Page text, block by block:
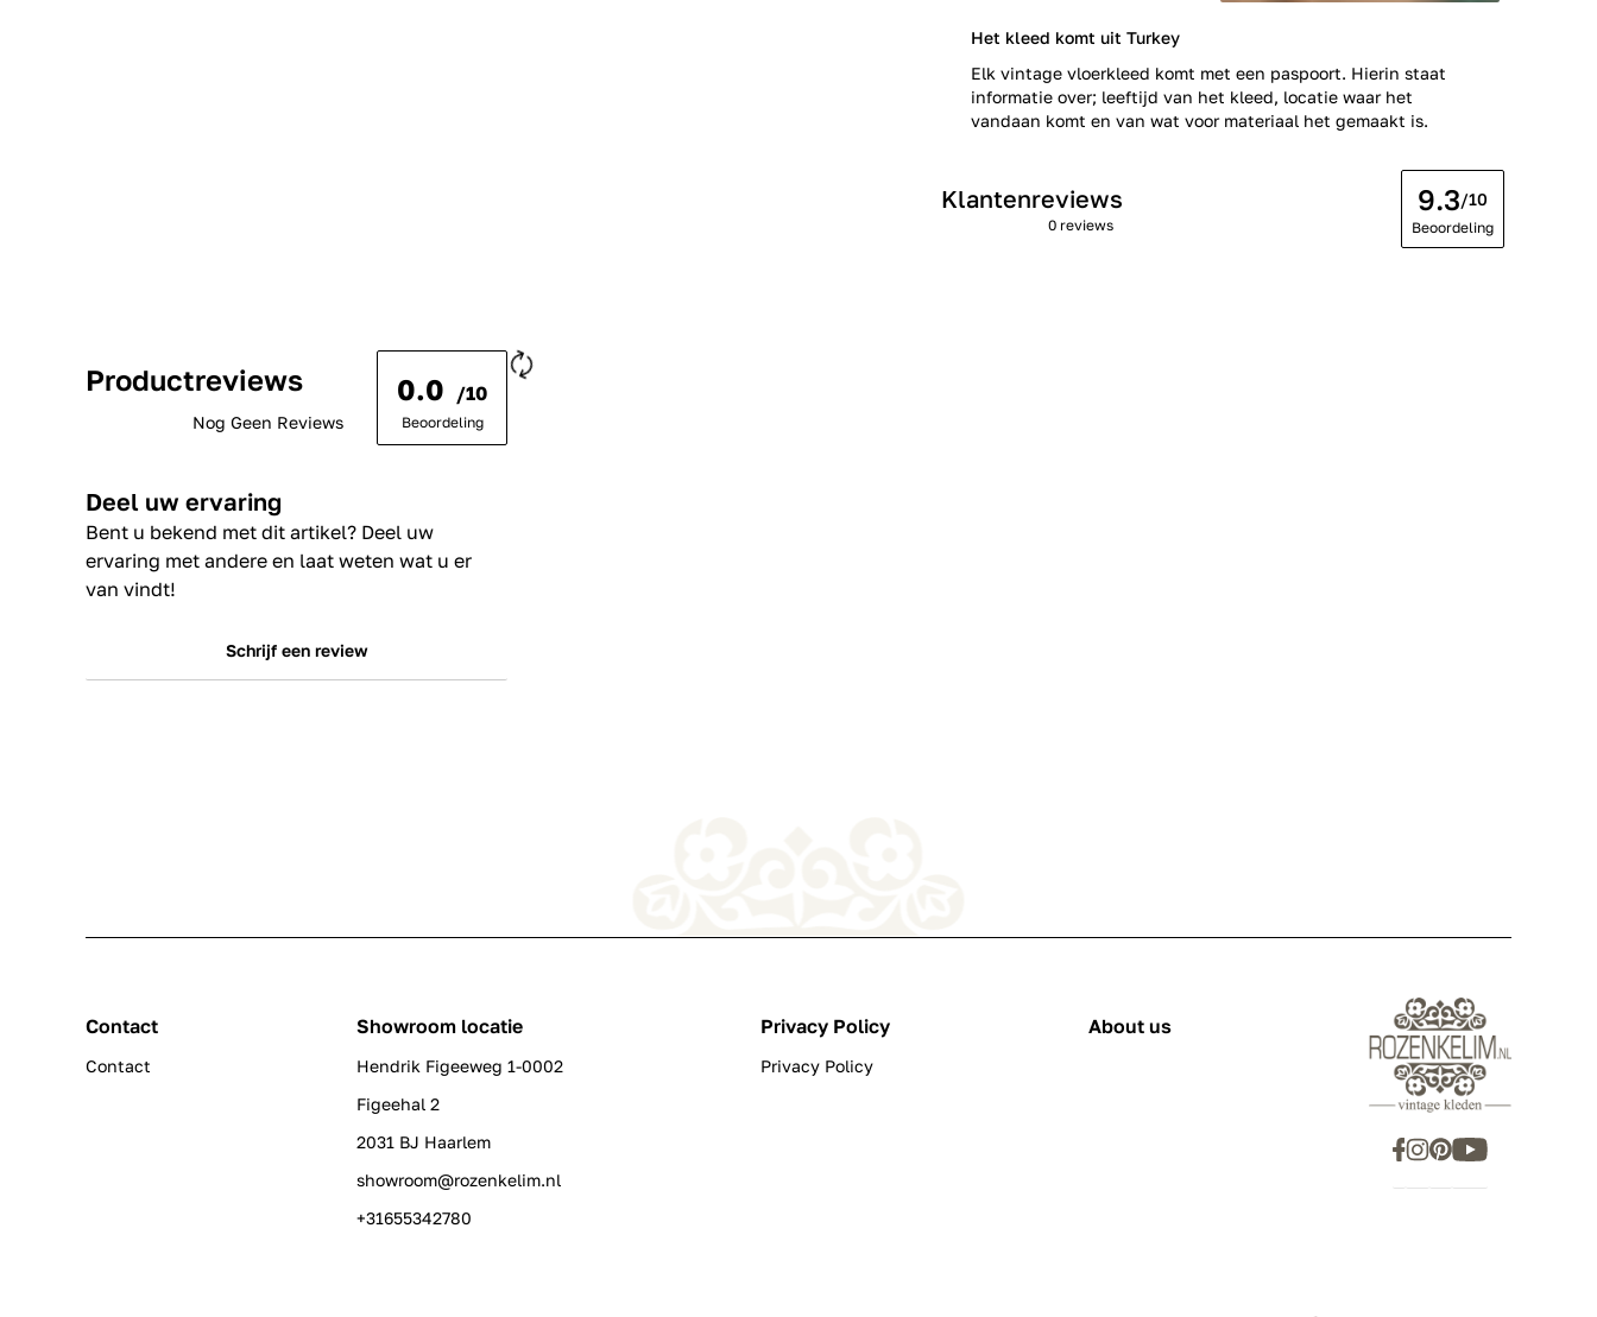
Het kleed komt uit Turkey
Elk vintage vloerkleed komt met een paspoort. Hierin staat
informatie over; leeftijd van het kleed, locatie waar het
vandaan komt en van wat voor materiaal het gemaakt is.
Klantenreviews
0 reviews
9.3/10
Beoordeling
Productreviews
Nog Geen Reviews
0.0 /10
Beoordeling
Deel uw ervaring
Bent u bekend met dit artikel? Deel uw
ervaring met andere en laat weten wat u er
van vindt!
Schrijf een review
Contact
Contact
Showroom locatie
Hendrik Figeeweg 1-0002
Figeehal 2
2031 BJ Haarlem
showroom@rozenkelim.nl
+31655342780
Privacy Policy
Privacy Policy
About us